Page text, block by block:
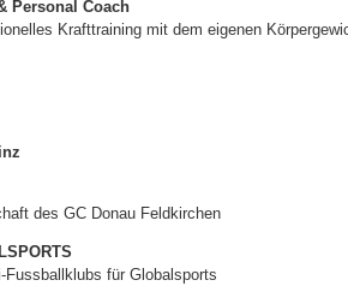
Personal Coach
Krafttraining mit dem eigenen
des GC Donau Feldkirchen
Fussballklubs für Globalsports